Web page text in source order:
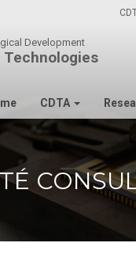
Development
Technologies
CDTA